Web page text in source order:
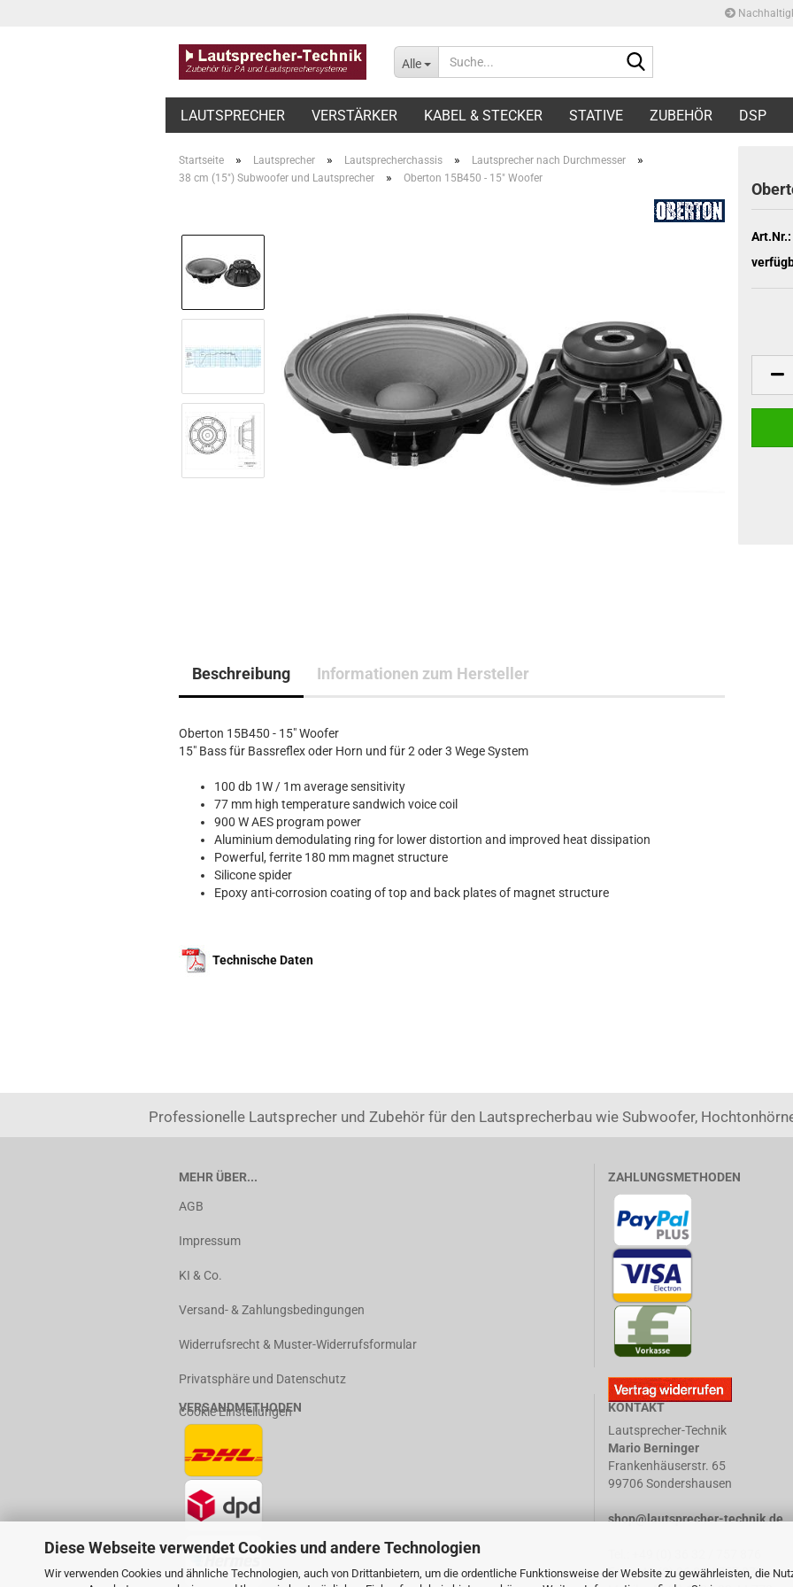
Diese Webseite verwendet Cookies und andere Technologien
Wir verwenden Cookies und ähnliche Technologien, auch von Drittanbietern, um die ordentliche Funktionsweise der Website zu gewährleisten, die
E-
Konto
Alle
LAUTSPRECHER VERSTÄRKER KABEL & STECKER STATIVE ZUBEHÖR DSP
Startseite » Lautsprecher » Lautsprecherchassis » Lautsprecher nach Durchmesser »
38 cm (15") Subwoofer und Lautsprecher » Oberton 15B450 - 15" Woofer
Art.Nr.:
Beschreibung Informationen zum Hersteller
Oberton 15B450 - 15" Woofer
15" Bass für Bassreflex oder Horn und für 2 oder 3 Wege System
100 db 1W / 1m average sensitivity
77 mm high temperature sandwich voice coil
900 W AES program power
Aluminium demodulating ring for lower distortion and improved heat dissipation
Powerful, ferrite 180 mm magnet structure
Silicone spider
Epoxy anti-corrosion coating of top and back plates of magnet structure
Technische Daten
Professionelle Lautsprecher und Zubehör für den Lautsprecherbau wie Subwoofer,
MEHR ÜBER...
AGB
Impressum
KI & Co.
Versand- & Zahlungsbedingungen
Widerrufsrecht & Muster-Widerrufsformular
Privatsphäre und Datenschutz
Cookie Einstellungen
ZAHLUNGSMETHODEN
VERSANDMETHODEN
KONTAKT
Lautsprecher-Technik
Mario Berninger
Frankenhäuserstr. 65
99706 Sondershausen
shop@lautsprecher-technik.de
Fax: +49 (0) 36 32 / 757 875